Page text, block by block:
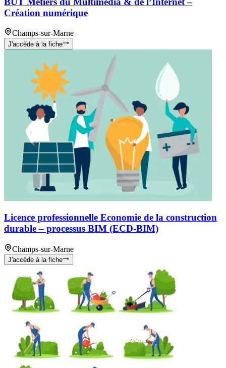
Création numérique
Champs-sur-Marne
J'accède à la fiche
Licence professionnelle Economie de la construction
durable – processus BIM (ECD-BIM)
Champs-sur-Marne
J'accède à la fiche